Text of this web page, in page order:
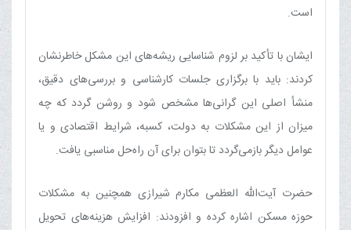
است.
ایشان با تأکید بر لزوم شناسایی ریشه‌های این مشکل خاطرنشان
کردند: باید با برگزاری جلسات کارشناسی و بررسی‌های دقیق،
منشأ اصلی این گرانی‌ها مشخص شود و روشن گردد که چه
میزان از این مشکلات به دولت، کسبه، شرایط اقتصادی و یا
عوامل دیگر بازمی‌گردد تا بتوان برای آن راه‌حل مناسبی یافت.
حضرت آیت‌الله العظمی مکارم شیرازی همچنین به مشکلات
حوزه مسکن اشاره کرده و افزودند: افزایش هزینه‌های تحویل